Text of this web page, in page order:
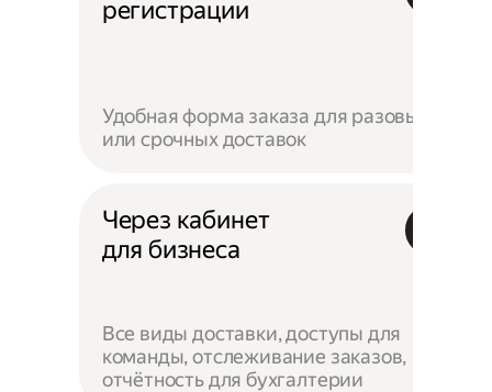
регистрации
Удобная форма заказа для разовых
или срочных доставок
Через кабинет
для бизнеса
Все виды доставки, доступы для
команды, отслеживание заказов,
отчётность для бухгалтерии